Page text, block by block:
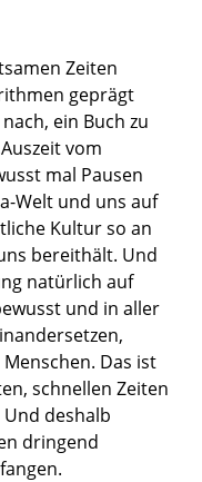
Zeiten
geprägt
ein Buch zu
vom
mal Pausen
Welt und uns auf
Kultur so an
bereithält. Und
natürlich auf
und in aller
Das ist
schnellen Zeiten
deshalb
dringend